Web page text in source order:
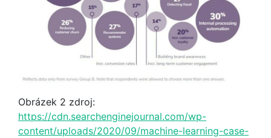
Obrázek 2 zdroj:
https://cdn.searchenginejournal.com/wp-
content/uploads/2020/09/machine-learning-case-